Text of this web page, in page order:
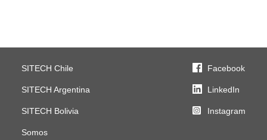
SITECH Chile
SITECH Argentina
SITECH Bolivia
Somos
Facebook
LinkedIn
Instagram